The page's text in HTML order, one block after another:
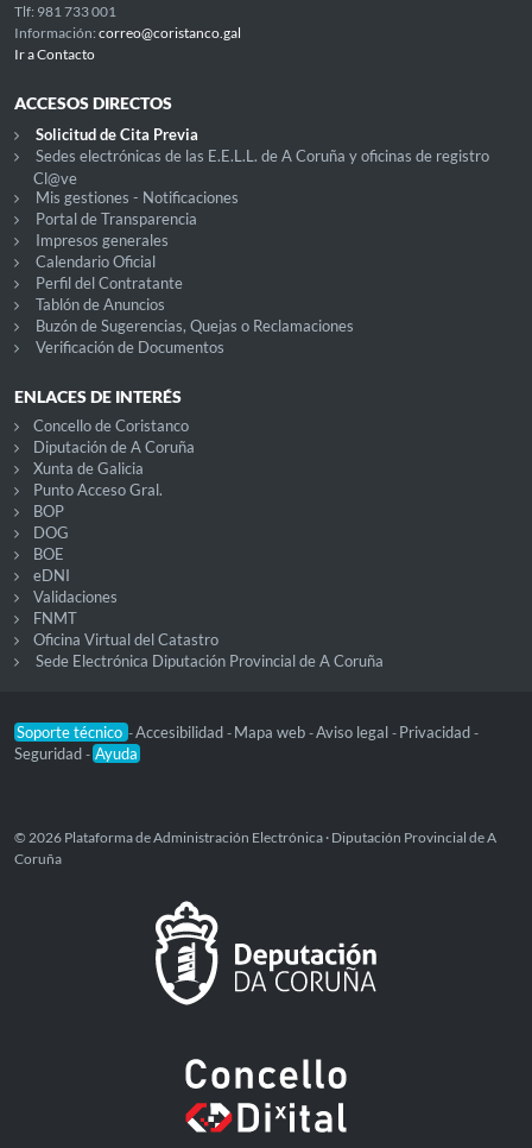
Tlf: 981 733 001
Información: correo@coristanco.gal
Ir a Contacto
ACCESOS DIRECTOS
Solicitud de Cita Previa
Sedes electrónicas de las E.E.L.L. de A Coruña y oficinas de registro
Cl@ve
Mis gestiones - Notificaciones
Portal de Transparencia
Impresos generales
Calendario Oficial
Perfil del Contratante
Tablón de Anuncios
Buzón de Sugerencias, Quejas o Reclamaciones
Verificación de Documentos
ENLACES DE INTERÉS
Concello de Coristanco
Diputación de A Coruña
Xunta de Galicia
Punto Acceso Gral.
BOP
DOG
BOE
eDNI
Validaciones
FNMT
Oficina Virtual del Catastro
Sede Electrónica Diputación Provincial de A Coruña
Soporte técnico -Accesibilidad - Mapa web -Aviso legal - Privacidad -
Seguridad - Ayuda
© 2026 Plataforma de Administración Electrónica · Diputación Provincial de A
Coruña